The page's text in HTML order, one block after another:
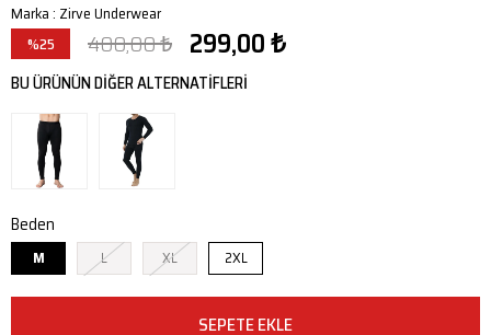
Marka: Zirve Underwear
%25
İndirim
400,00 ₺ 299,00 ₺
BU ÜRÜNÜN DİĞER ALTERNATİFLERİ
Beden
M L XL 2XL